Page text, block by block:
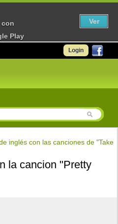
Login
inglés con las canciones de "Take
la cancion "Pretty
con
Play
Ver